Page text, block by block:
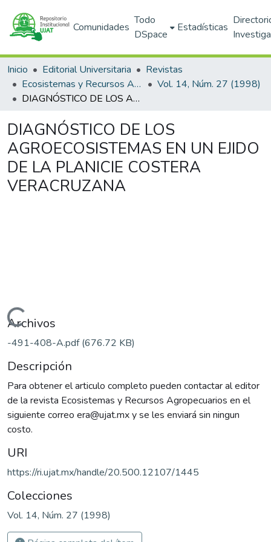
Comunidades
Todo
DSpace
Estadísticas
Inicio Editorial Universitaria
Revistas
Ecosistemas y Recursos Agropecuarios
Vol. 14, Núm. 27 (1998)
DIAGNÓSTICO DE LOS AGROECOSISTEMAS EN UN EJIDO DE LA PLANICIE COSTERA VERACRUZANA
DIAGNÓSTICO DE LOS
AGROECOSISTEMAS EN UN EJIDO
DE LA PLANICIE COSTERA
VERACRUZANA
Cargando...
Archivos
-491-408-A.pdf(676.72 KB)
Descripción
Para obtener el articulo completo pueden contactar al editor
de la revista Ecosistemas y Recursos Agropecuarios en el
siguiente correo era@ujat.mx y se les enviará sin ningun
costo.
URI
https://ri.ujat.mx/handle/20.500.12107/1445
Colecciones
Vol. 14, Núm. 27 (1998)